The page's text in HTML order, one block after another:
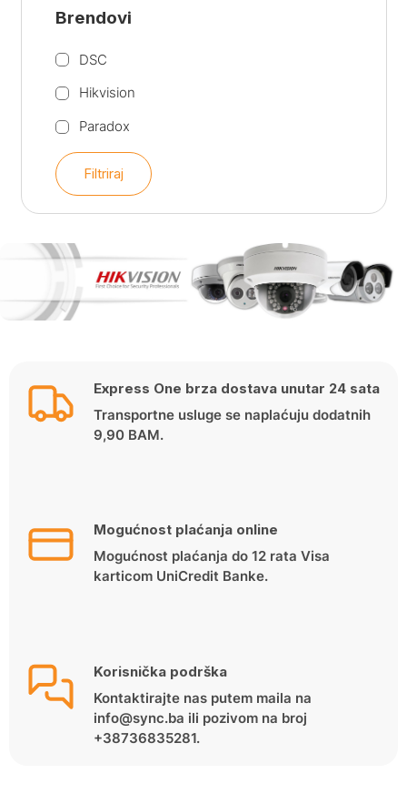
Brendovi
DSC
Hikvision
Paradox
Filtriraj
Express One brza dostava unutar 24 sata
Transportne usluge se naplaćuju dodatnih
9,90 BAM.
Mogućnost plaćanja online
Mogućnost plaćanja do 12 rata Visa
karticom UniCredit Banke.
Korisnička podrška
Kontaktirajte nas putem maila na
info@sync.ba ili pozivom na broj
+38736835281.